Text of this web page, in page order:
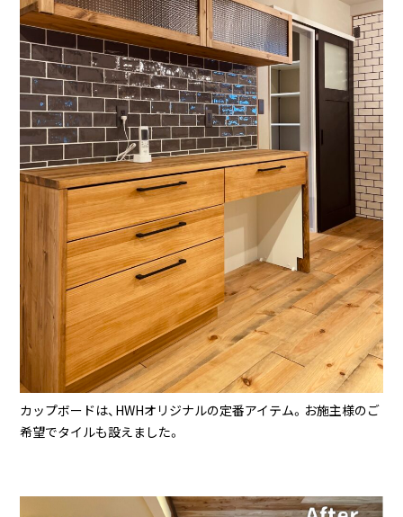
カップボードは、HWHオリジナルの定番アイテム。お施主様のご
希望でタイルも設えました。